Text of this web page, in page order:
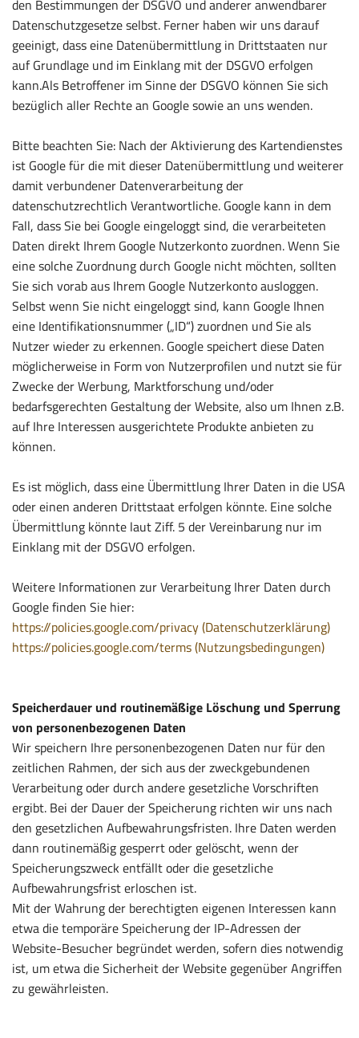
den Bestimmungen der DSGVO und anderer anwendbarer
Datenschutzgesetze selbst. Ferner haben wir uns darauf
geeinigt, dass eine Datenübermittlung in Drittstaaten nur
auf Grundlage und im Einklang mit der DSGVO erfolgen
kann.Als Betroffener im Sinne der DSGVO können Sie sich
bezüglich aller Rechte an Google sowie an uns wenden.
Bitte beachten Sie: Nach der Aktivierung des Kartendienstes
ist Google für die mit dieser Datenübermittlung und weiterer
damit verbundener Datenverarbeitung der
datenschutzrechtlich Verantwortliche. Google kann in dem
Fall, dass Sie bei Google eingeloggt sind, die verarbeiteten
Daten direkt Ihrem Google Nutzerkonto zuordnen. Wenn Sie
eine solche Zuordnung durch Google nicht möchten, sollten
Sie sich vorab aus Ihrem Google Nutzerkonto ausloggen.
Selbst wenn Sie nicht eingeloggt sind, kann Google Ihnen
eine Identifikationsnummer („ID“) zuordnen und Sie als
Nutzer wieder zu erkennen. Google speichert diese Daten
möglicherweise in Form von Nutzerprofilen und nutzt sie für
Zwecke der Werbung, Marktforschung und/oder
bedarfsgerechten Gestaltung der Website, also um Ihnen z.B.
auf Ihre Interessen ausgerichtete Produkte anbieten zu
können.
Es ist möglich, dass eine Übermittlung Ihrer Daten in die USA
oder einen anderen Drittstaat erfolgen könnte. Eine solche
Übermittlung könnte laut Ziff. 5 der Vereinbarung nur im
Einklang mit der DSGVO erfolgen.
Weitere Informationen zur Verarbeitung Ihrer Daten durch
Google finden Sie hier:
https://policies.google.com/privacy (Datenschutzerklärung)
https://policies.google.com/terms (Nutzungsbedingungen)
Speicherdauer und routinemäßige Löschung und Sperrung
von personenbezogenen Daten
Wir speichern Ihre personenbezogenen Daten nur für den
zeitlichen Rahmen, der sich aus der zweckgebundenen
Verarbeitung oder durch andere gesetzliche Vorschriften
ergibt. Bei der Dauer der Speicherung richten wir uns nach
den gesetzlichen Aufbewahrungsfristen. Ihre Daten werden
dann routinemäßig gesperrt oder gelöscht, wenn der
Speicherungszweck entfällt oder die gesetzliche
Aufbewahrungsfrist erloschen ist.
Mit der Wahrung der berechtigten eigenen Interessen kann
etwa die temporäre Speicherung der IP-Adressen der
Website-Besucher begründet werden, sofern dies notwendig
ist, um etwa die Sicherheit der Website gegenüber Angriffen
zu gewährleisten.